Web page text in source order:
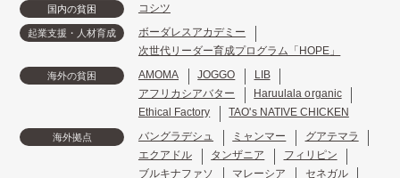
国内の貧困 コシツ
起業支援・人材育成
ボーダレスアカデミー
次世代リーダー育成プログラム「HOPE」
海外の貧困 AMOMA JOGGO
LIB
アフリカシアバター
Haruulala organic
Ethical Factory
TAO's NATIVE CHICKEN
海外拠点 バングラデシュ ミャンマー
グアテマラ
エクアドル
タンザニア
フィリピン
ブルキナファソ
マレーシア セネガル